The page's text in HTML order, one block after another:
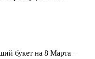
букет на 8 Марта –